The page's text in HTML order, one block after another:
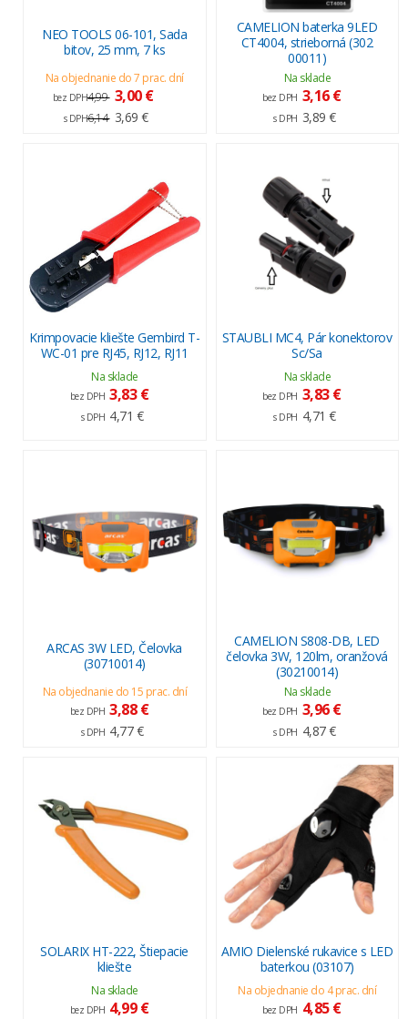
NEO TOOLS 06-101, Sada
bitov, 25 mm, 7 ks
Na objednanie do 7 prac. dní
bez DPH4,99 3,00 €
s DPH6,14 3,69 €
CAMELION baterka 9LED
CT4004, strieborná (302
00011)
Na sklade
bez DPH 3,16 €
s DPH 3,89 €
Krimpovacie kliešte Gembird T-
WC-01 pre RJ45, RJ12, RJ11
Na sklade
bez DPH 3,83 €
s DPH 4,71 €
STAUBLI MC4, Pár konektorov
Sc/Sa
Na sklade
bez DPH 3,83 €
s DPH 4,71 €
ARCAS 3W LED, Čelovka
(30710014)
Na objednanie do 15 prac. dní
bez DPH 3,88 €
s DPH 4,77 €
CAMELION S808-DB, LED
čelovka 3W, 120lm, oranžová
(30210014)
Na sklade
bez DPH 3,96 €
s DPH 4,87 €
SOLARIX HT-222, Štiepacie
kliešte
Na sklade
bez DPH 4,99 €
AMIO Dielenské rukavice s LED
baterkou (03107)
Na objednanie do 4 prac. dní
bez DPH 4,85 €